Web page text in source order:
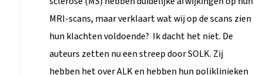
MRI-scans, maar verklaart wat wij op de scans zien
hun klachten voldoende? Ik dacht het niet. De
auteurs zetten nu een streep door SOLK. Zij
hebben het over ALK en hebben hun poliklinieken